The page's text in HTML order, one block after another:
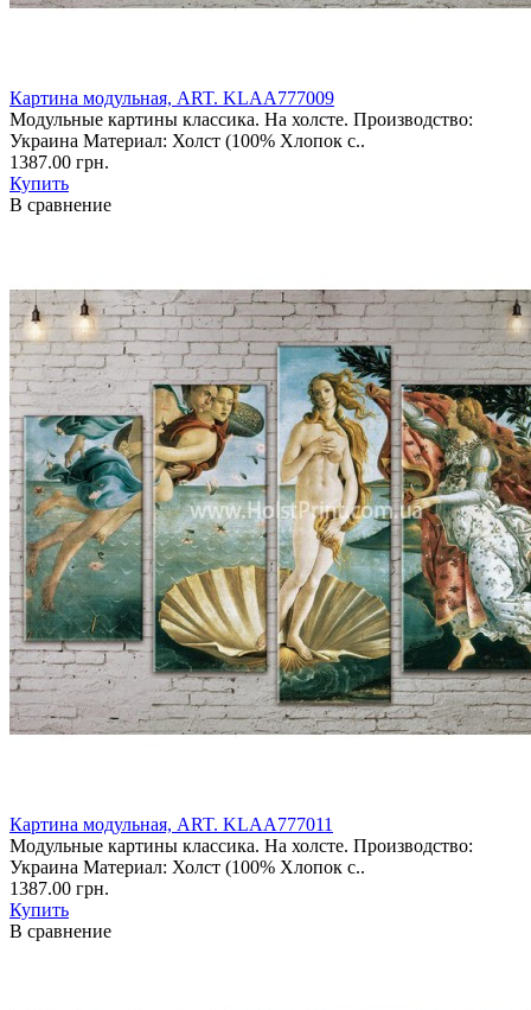
Картина модульная, ART. KLAA777009
Модульные картины классика. На холсте. Производство:
Украина Материал: Холст (100% Хлопок с..
1387.00 грн.
Купить
В сравнение
Картина модульная, ART. KLAA777011
Модульные картины классика. На холсте. Производство:
Украина Материал: Холст (100% Хлопок с..
1387.00 грн.
Купить
В сравнение